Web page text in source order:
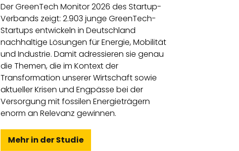
Der GreenTech Monitor 2026 des Startup-
Verbands zeigt: 2.903 junge GreenTech-
Startups entwickeln in Deutschland
nachhaltige Lösungen für Energie, Mobilität
und Industrie. Damit adressieren sie genau
die Themen, die im Kontext der
Transformation unserer Wirtschaft sowie
aktueller Krisen und Engpässe bei der
Versorgung mit fossilen Energieträgern
enorm an Relevanz gewinnen.
Mehr in der Studie